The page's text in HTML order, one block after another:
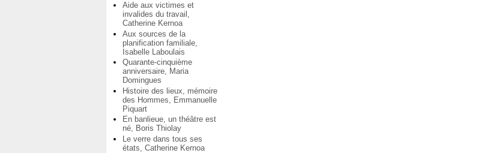
Aide aux victimes et
invalides du travail,
Catherine Kernoa
Aux sources de la
planification familiale,
Isabelle Laboulais
Quarante-cinquième
anniversaire, Maria
Domingues
Histoire des lieux, mémoire
des Hommes, Emmanuelle
Piquart
En banlieue, un théâtre est
né, Boris Thiolay
Le verre dans tous ses
états, Catherine Kernoa